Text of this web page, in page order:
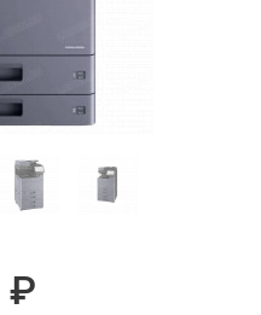
₽